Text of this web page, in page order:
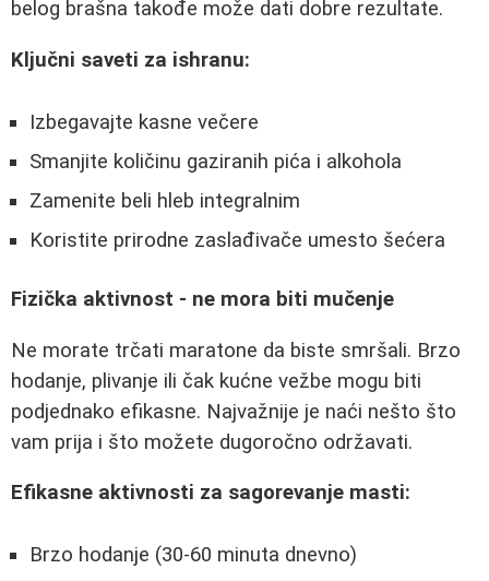
belog brašna takođe može dati dobre rezultate.
Ključni saveti za ishranu:
Izbegavajte kasne večere
Smanjite količinu gaziranih pića i alkohola
Zamenite beli hleb integralnim
Koristite prirodne zaslađivače umesto šećera
Fizička aktivnost - ne mora biti mučenje
Ne morate trčati maratone da biste smršali. Brzo
hodanje, plivanje ili čak kućne vežbe mogu biti
podjednako efikasne. Najvažnije je naći nešto što
vam prija i što možete dugoročno održavati.
Efikasne aktivnosti za sagorevanje masti:
Brzo hodanje (30-60 minuta dnevno)